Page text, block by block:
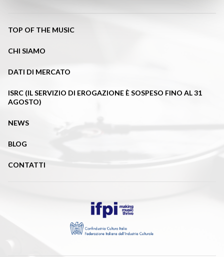
TOP OF THE MUSIC
CHI SIAMO
DATI DI MERCATO
ISRC (IL SERVIZIO DI EROGAZIONE È SOSPESO FINO AL 31
AGOSTO)
NEWS
BLOG
CONTATTI